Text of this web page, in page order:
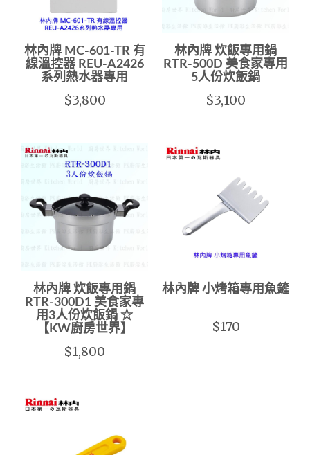
林內牌 MC-601-TR 有
線溫控器 REU-A2426
系列熱水器專用
$3,800
林內牌 炊飯專用鍋
RTR-500D 美食家專用
5人份炊飯鍋
$3,100
林內牌 炊飯專用鍋
RTR-300D1 美食家專
用3人份炊飯鍋 ☆
【KW廚房世界】
$1,800
林內牌 小烤箱專用魚鏟
$170